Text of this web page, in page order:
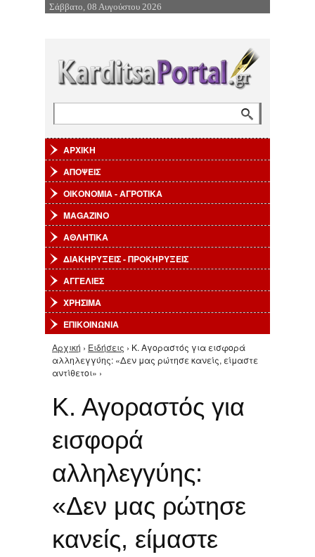
Επιστροφή στην Πλοήγηση
Σάββατο, 08 Αυγούστου 2026
ΑΡΧΙΚΗ
ΑΠΟΨΕΙΣ
ΟΙΚΟΝΟΜΙΑ - ΑΓΡΟΤΙΚΑ
MAGAZINO
ΑΘΛΗΤΙΚΑ
ΔΙΑΚΗΡΥΞΕΙΣ - ΠΡΟΚΗΡΥΞΕΙΣ
ΑΓΓΕΛΙΕΣ
ΧΡΗΣΙΜΑ
ΕΠΙΚΟΙΝΩΝΙΑ
Είστε εδώ
Αρχική › Ειδήσεις › Κ. Αγοραστός για εισφορά
αλληλεγγύης: «Δεν μας ρώτησε κανείς, είμαστε
αντίθετοι» ›
Κ. Αγοραστός για
εισφορά
αλληλεγγύης:
«Δεν μας ρώτησε
κανείς, είμαστε